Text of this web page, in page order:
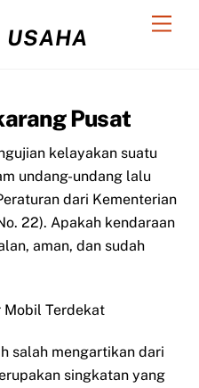
Pusat
kelayakan suatu
undang-undang lalu
dari Kementerian
22). Apakah kendaraan
aman, dan sudah
salah mengartikan dari
singkatan yang